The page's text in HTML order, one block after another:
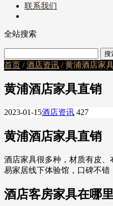
联系我们
全站搜索
首页 /酒店资讯 / 黄浦酒店家
黄浦酒店家具直销
2023-01-15酒店资讯 427
黄浦酒店家具直销
酒店家具很多种，材质有皮
易家居线下体验馆，口碑不错
酒店客房家具在哪